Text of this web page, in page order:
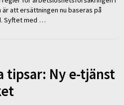
att ersättningen nu baseras på
Syftet med …
tipsar: Ny e-tjänst